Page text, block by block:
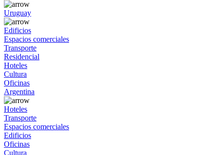
Uruguay
Edificios
Espacios comerciales
Transporte
Residencial
Hoteles
Cultura
Oficinas
Argentina
Hoteles
Transporte
Espacios comerciales
Edificios
Oficinas
Cultura